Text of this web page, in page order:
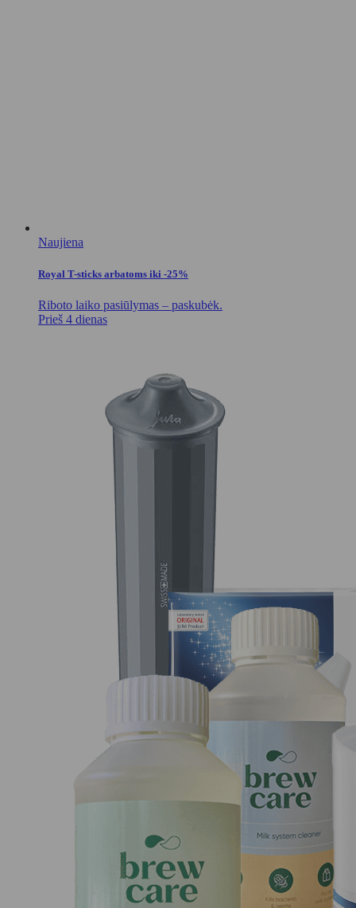
Naujiena
Royal T-sticks arbatoms iki -25%
Riboto laiko pasiūlymas – paskubėk.
Prieš 4 dienas